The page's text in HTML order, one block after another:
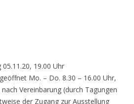
19.00 Uhr
Mo. – Do. 8.30 – 16.00 Uhr,
Vereinbarung (durch Tagungen
der Zugang zur Ausstellung